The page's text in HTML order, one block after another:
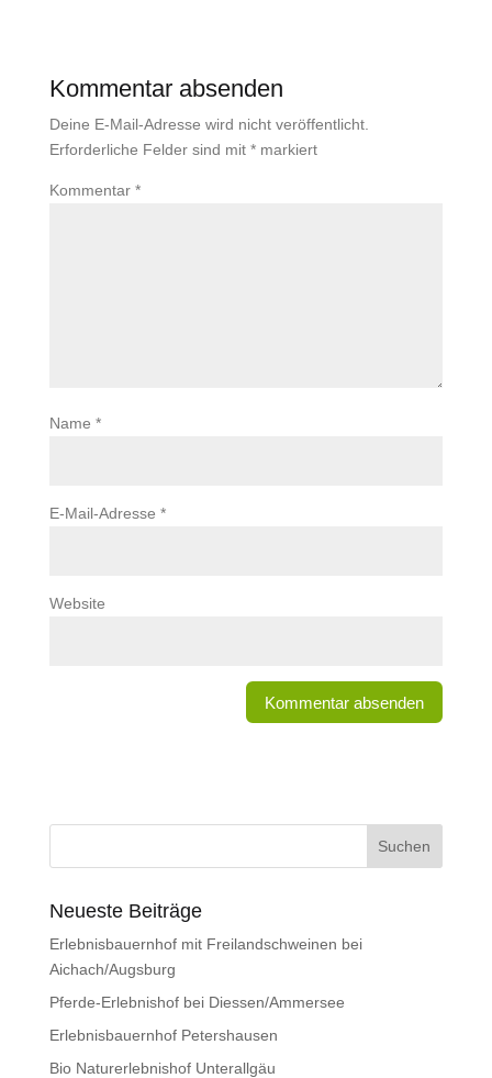
Kommentar absenden
Deine E-Mail-Adresse wird nicht veröffentlicht.
Erforderliche Felder sind mit *markiert
Kommentar *
Name *
E-Mail-Adresse *
Website
Neueste Beiträge
Erlebnisbauernhof mit Freilandschweinen bei
Aichach/Augsburg
Pferde-Erlebnishof bei Diessen/Ammersee
Erlebnisbauernhof Petershausen
Bio Naturerlebnishof Unterallgäu